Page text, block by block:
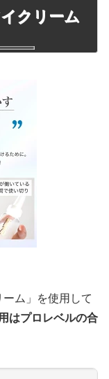
クリーム
ム」を使用して
はプロレベルの合